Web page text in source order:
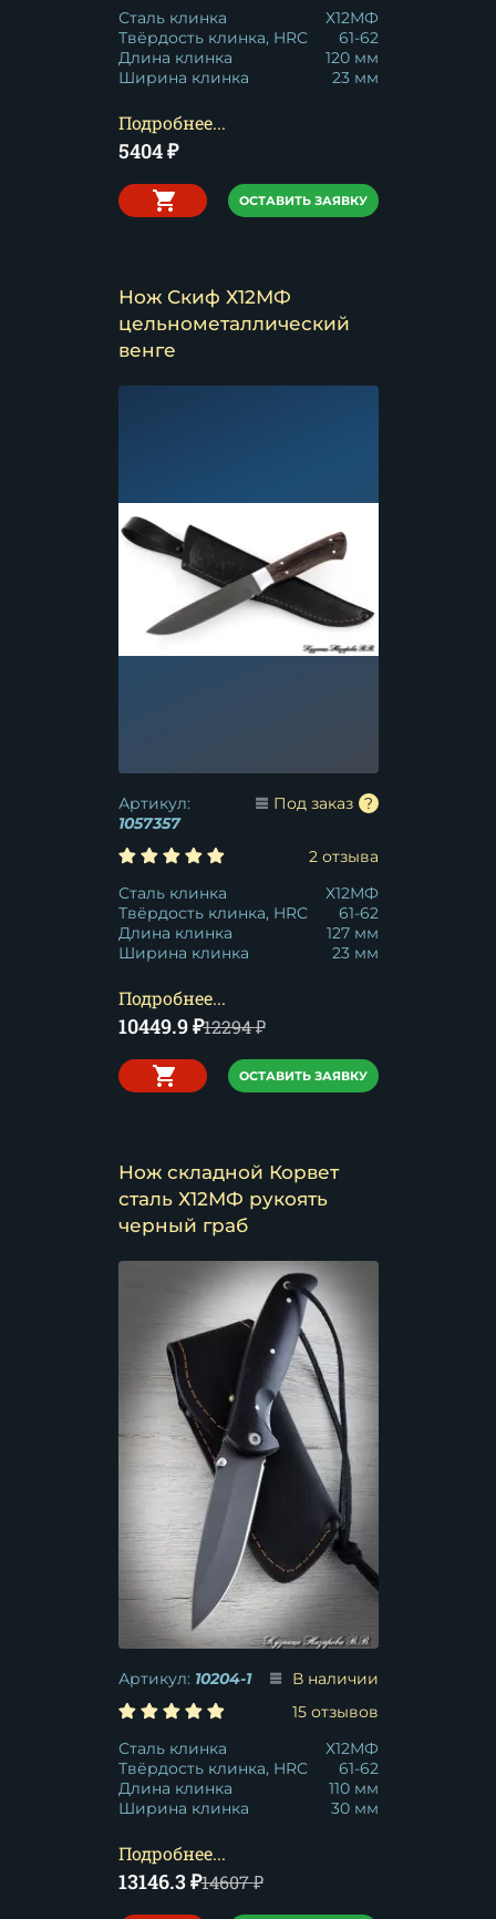
Сталь клинка
Х12МФ
Твёрдость клинка, HRC
61-62
Длина клинка
120 мм
Ширина клинка
23 мм
Подробнее...
5404₽
ОСТАВИТЬ ЗАЯВКУ
Нож Скиф Х12МФ
цельнометаллический
венге
Артикул:
1057357
Под заказ
2 отзыва
Сталь клинка
Х12МФ
Твёрдость клинка, HRC
61-62
Длина клинка
127 мм
Ширина клинка
23 мм
Подробнее...
10449.9₽12294₽
ОСТАВИТЬ ЗАЯВКУ
Нож складной Корвет
сталь Х12МФ рукоять
черный граб
Артикул: 10204-1
В наличии
15 отзывов
Сталь клинка
Х12МФ
Твёрдость клинка, HRC
61-62
Длина клинка
110 мм
Ширина клинка
30 мм
Подробнее...
13146.3₽14607₽